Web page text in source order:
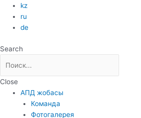
content
kz
ru
de
Search
Close
АПД жобасы
Команда
Фотогалерея